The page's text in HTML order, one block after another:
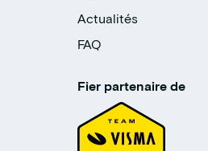
Actualités
FAQ
Fier partenaire de